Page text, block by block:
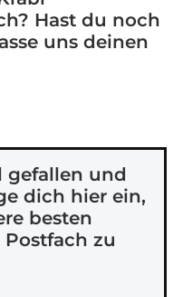
Hast du noch
uns deinen
gefallen und
dich hier ein,
besten
zu